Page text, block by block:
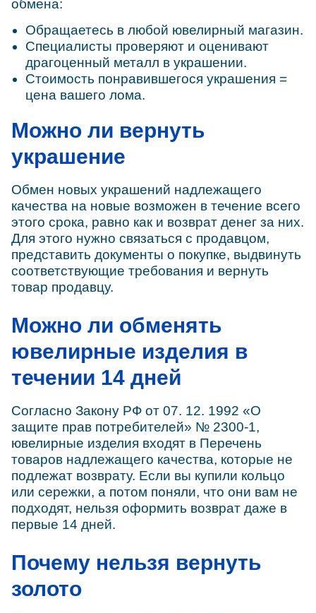
обмена:
Обращаетесь в любой ювелирный магазин.
Специалисты проверяют и оценивают
драгоценный металл в украшении.
Стоимость понравившегося украшения =
цена вашего лома.
Можно ли вернуть
украшение
Обмен новых украшений надлежащего
качества на новые возможен в течение всего
этого срока, равно как и возврат денег за них.
Для этого нужно связаться с продавцом,
представить документы о покупке, выдвинуть
соответствующие требования и вернуть
товар продавцу.
Можно ли обменять
ювелирные изделия в
течении 14 дней
Согласно Закону РФ от 07. 12. 1992 «О
защите прав потребителей» № 2300-1,
ювелирные изделия входят в Перечень
товаров надлежащего качества, которые не
подлежат возврату. Если вы купили кольцо
или сережки, а потом поняли, что они вам не
подходят, нельзя оформить возврат даже в
первые 14 дней.
Почему нельзя вернуть
золото